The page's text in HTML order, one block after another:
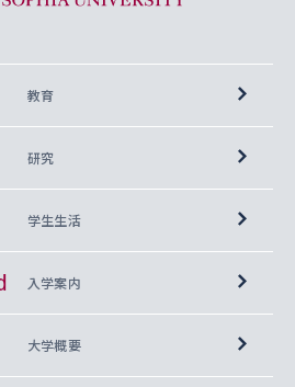
教育
す
通教育
ー育
研究
研究所 Weeks (SORW)
学生生活
間割
入学案内
きる学位
大学概要